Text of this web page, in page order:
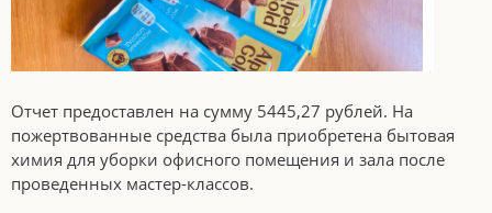
Отчет предоставлен на сумму 5445,27 рублей. На
пожертвованные средства была приобретена бытовая
химия для уборки офисного помещения и зала после
проведенных мастер-классов.